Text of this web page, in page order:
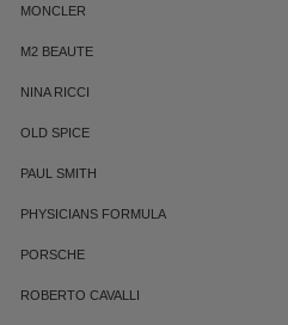
MONCLER
M2 BEAUTE
NINA RICCI
OLD SPICE
PAUL SMITH
PHYSICIANS FORMULA
PORSCHE
ROBERTO CAVALLI